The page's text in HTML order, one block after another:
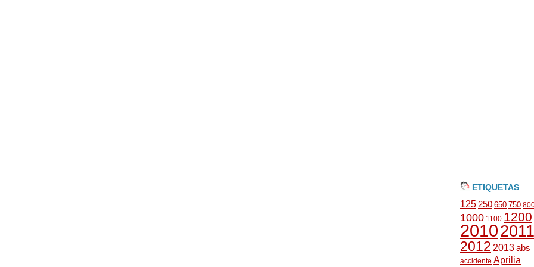
ETIQUETAS
125 250 650 750
1000 1100 1200
20102011
2012 2013abs
accidente Aprilia